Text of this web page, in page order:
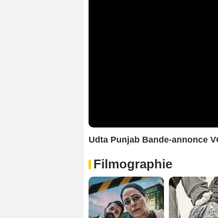
Udta Punjab Bande-annonce
Filmographie